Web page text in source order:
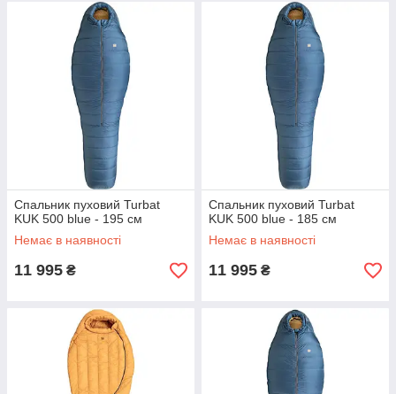
Спальник пуховий Turbat
KUK 500 blue - 195 см
Немає в наявності
11 995 ₴
Спальник пуховий Turbat
KUK 500 blue - 185 см
Немає в наявності
11 995 ₴